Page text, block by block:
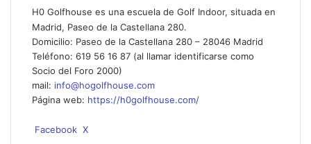
H0 Golfhouse es una escuela de Golf Indoor, situada en
Madrid, Paseo de la Castellana 280.
Domicilio: Paseo de la Castellana 280 – 28046 Madrid
Teléfono: 619 56 16 87 (al llamar identificarse como
Socio del Foro 2000)
mail: info@hogolfhouse.com
Página web: https://h0golfhouse.com/
Facebook X